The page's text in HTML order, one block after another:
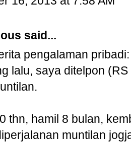
said...
pengalaman pribadi:
lalu, saya ditelpon
thn, hamil 8 bulan,
muntilan